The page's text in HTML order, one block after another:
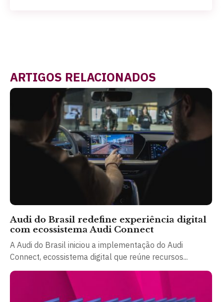
ARTIGOS RELACIONADOS
Audi do Brasil redefine experiência digital
com ecossistema Audi Connect
A Audi do Brasil iniciou a implementação do Audi
Connect, ecossistema digital que reúne recursos...